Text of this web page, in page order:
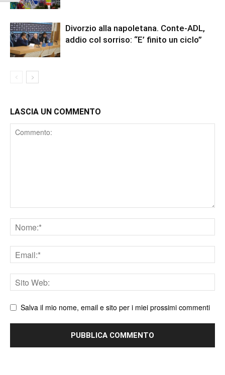
Divorzio alla napoletana. Conte-ADL,
addio col sorriso: “E’ finito un ciclo”
LASCIA UN COMMENTO
Comment
Nome
Email
Sito
web
Salva il mio nome, email e sito per i miei prossimi commenti